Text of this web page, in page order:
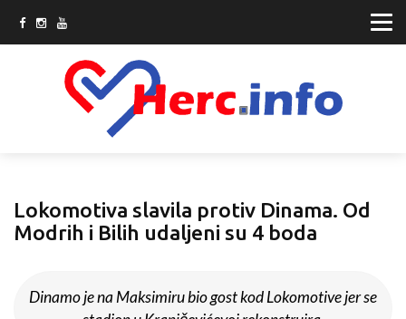
Lokomotiva slavila protiv Dinama. Od
Modrih i Bilih udaljeni su 4 boda
Dinamo je na Maksimiru bio gost kod Lokomotive jer se